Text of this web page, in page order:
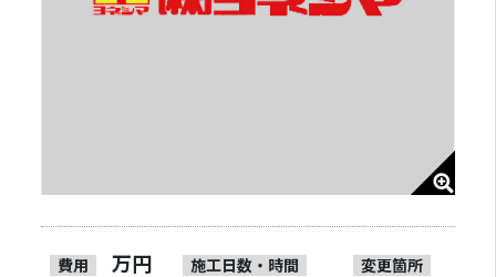
費用 万円 施工日数・時間 変更箇所